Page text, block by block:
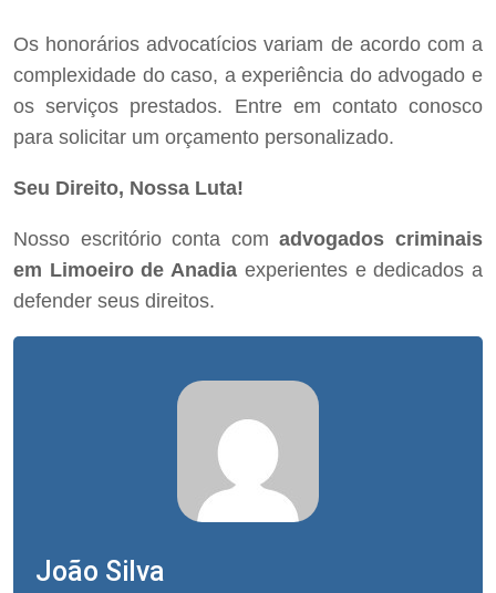
Os honorários advocatícios variam de acordo com a
complexidade do caso, a experiência do advogado e
os serviços prestados. Entre em contato conosco
para solicitar um orçamento personalizado.
Seu Direito, Nossa Luta!
Nosso escritório conta comadvogados criminais
em Limoeiro de Anadia experientes e dedicados a
defender seus direitos.
João Silva